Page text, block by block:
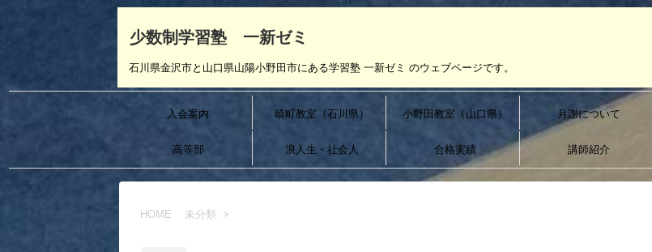
少数制学習塾 一新ゼミ
石川県金沢市と山口県山陽小野田市にある学習塾 一新ゼミ のウェブページです。
入会案内 暁町教室（石川県） 小野田教室（山口県） 月謝について
高等部 浪人生・社会人 合格実績 講師紹介
HOME 未分類 >